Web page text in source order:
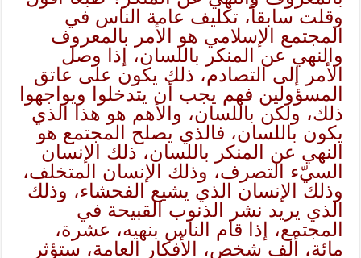
وقلت سابقاً، تكليف عامة الناس في
المجتمع الإسلامي هو الأمر بالمعروف
والنهي عن المنكر باللسان، إذا وصل
الأمر إلى التصادم، ذلك يكون على عاتق
المسؤولين فهم يجب أن يتدخلوا ويواجهوا
ذلك، ولكن باللسان، والأهم هو هذا الذي
يكون باللسان، فالذي يصلح المجتمع هو
النهي عن المنكر باللسان، ذلك الإنسان
السيّء التصرف، وذلك الإنسان المتخلف،
وذلك الإنسان الذي يشيع الفحشاء، وذلك
الذي يريد نشر الذنوب القبيحة في
المجتمع، إذا قام الناس بنهيه، عشرة،
مائة، ألف شخص، الأفكار العامة، ستؤثر